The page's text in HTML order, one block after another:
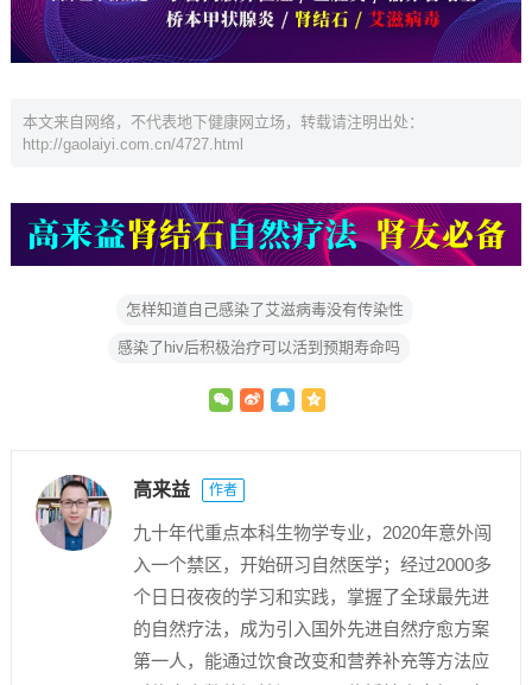
本文来自网络，不代表地下健康网立场，转载请注明出处：
http://gaolaiyi.com.cn/4727.html
怎样知道自己感染了艾滋病毒没有传染性
感染了hiv后积极治疗可以活到预期寿命吗
高来益 作者
九十年代重点本科生物学专业，2020年意外闯
入一个禁区，开始研习自然医学；经过2000多
个日日夜夜的学习和实践，掌握了全球最先进
的自然疗法，成为引入国外先进自然疗愈方案
第一人，能通过饮食改变和营养补充等方法应